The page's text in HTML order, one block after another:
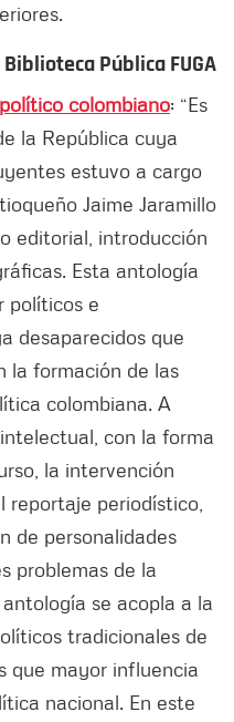
Pública FUGA
colombiano: “Es
la República cuya
estuvo a cargo
Jaime Jaramillo
editorial, introducción
Esta antología
políticos e
desaparecidos que
la formación de las
colombiana. A
con la forma
la intervención
reportaje periodístico,
de personalidades
problemas de la
se acopla a la
tradicionales de
que mayor influencia
nacional. En este